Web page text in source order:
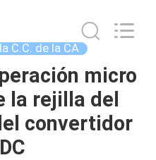
C.C. de la CA
micro
la rejilla del
convertidor